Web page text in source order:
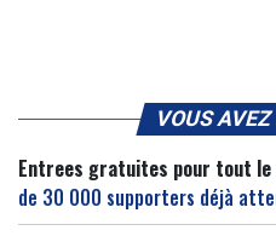
VOUS
Entrees gratuites pour tout le
de 30 000 supporters déjà